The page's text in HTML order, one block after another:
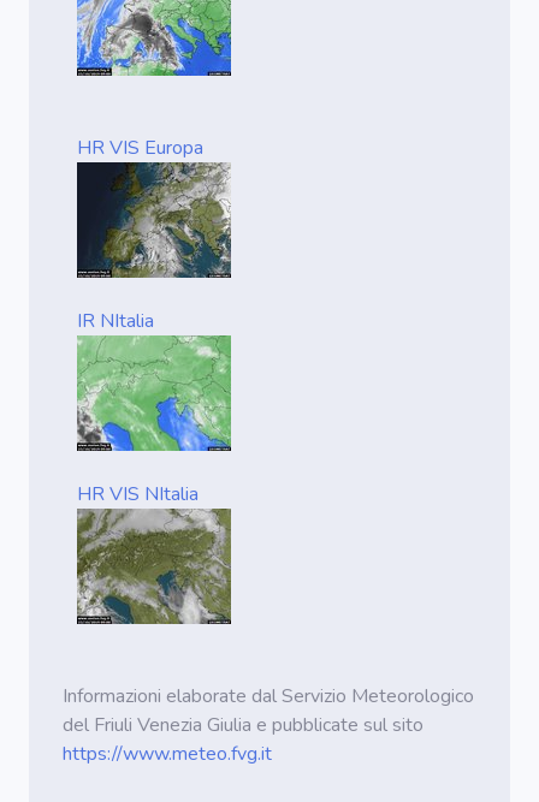
HR VIS Europa
IR NItalia
HR VIS NItalia
Informazioni elaborate dal Servizio Meteorologico
del Friuli Venezia Giulia e pubblicate sul sito
https://www.meteo.fvg.it